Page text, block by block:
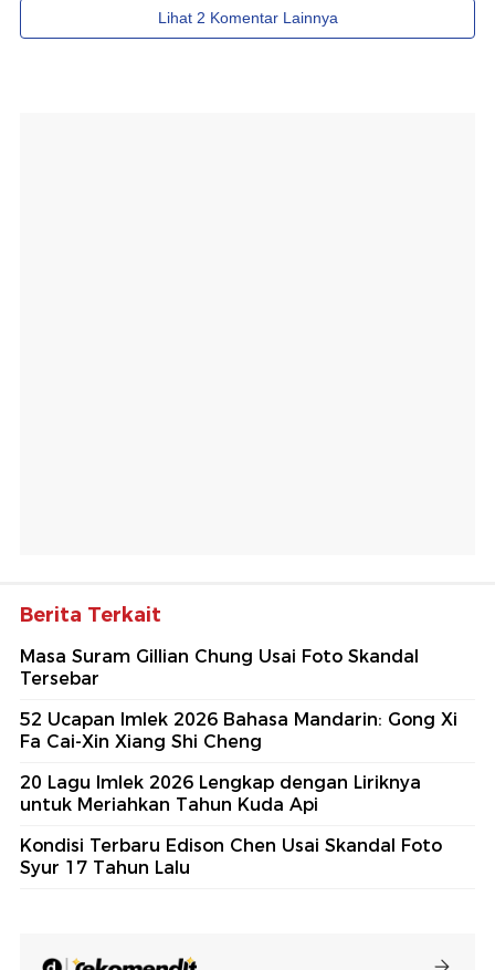
Berita Terkait
Masa Suram Gillian Chung Usai Foto Skandal
Tersebar
52 Ucapan Imlek 2026 Bahasa Mandarin: Gong Xi
Fa Cai-Xin Xiang Shi Cheng
20 Lagu Imlek 2026 Lengkap dengan Liriknya
untuk Meriahkan Tahun Kuda Api
Kondisi Terbaru Edison Chen Usai Skandal Foto
Syur 17 Tahun Lalu